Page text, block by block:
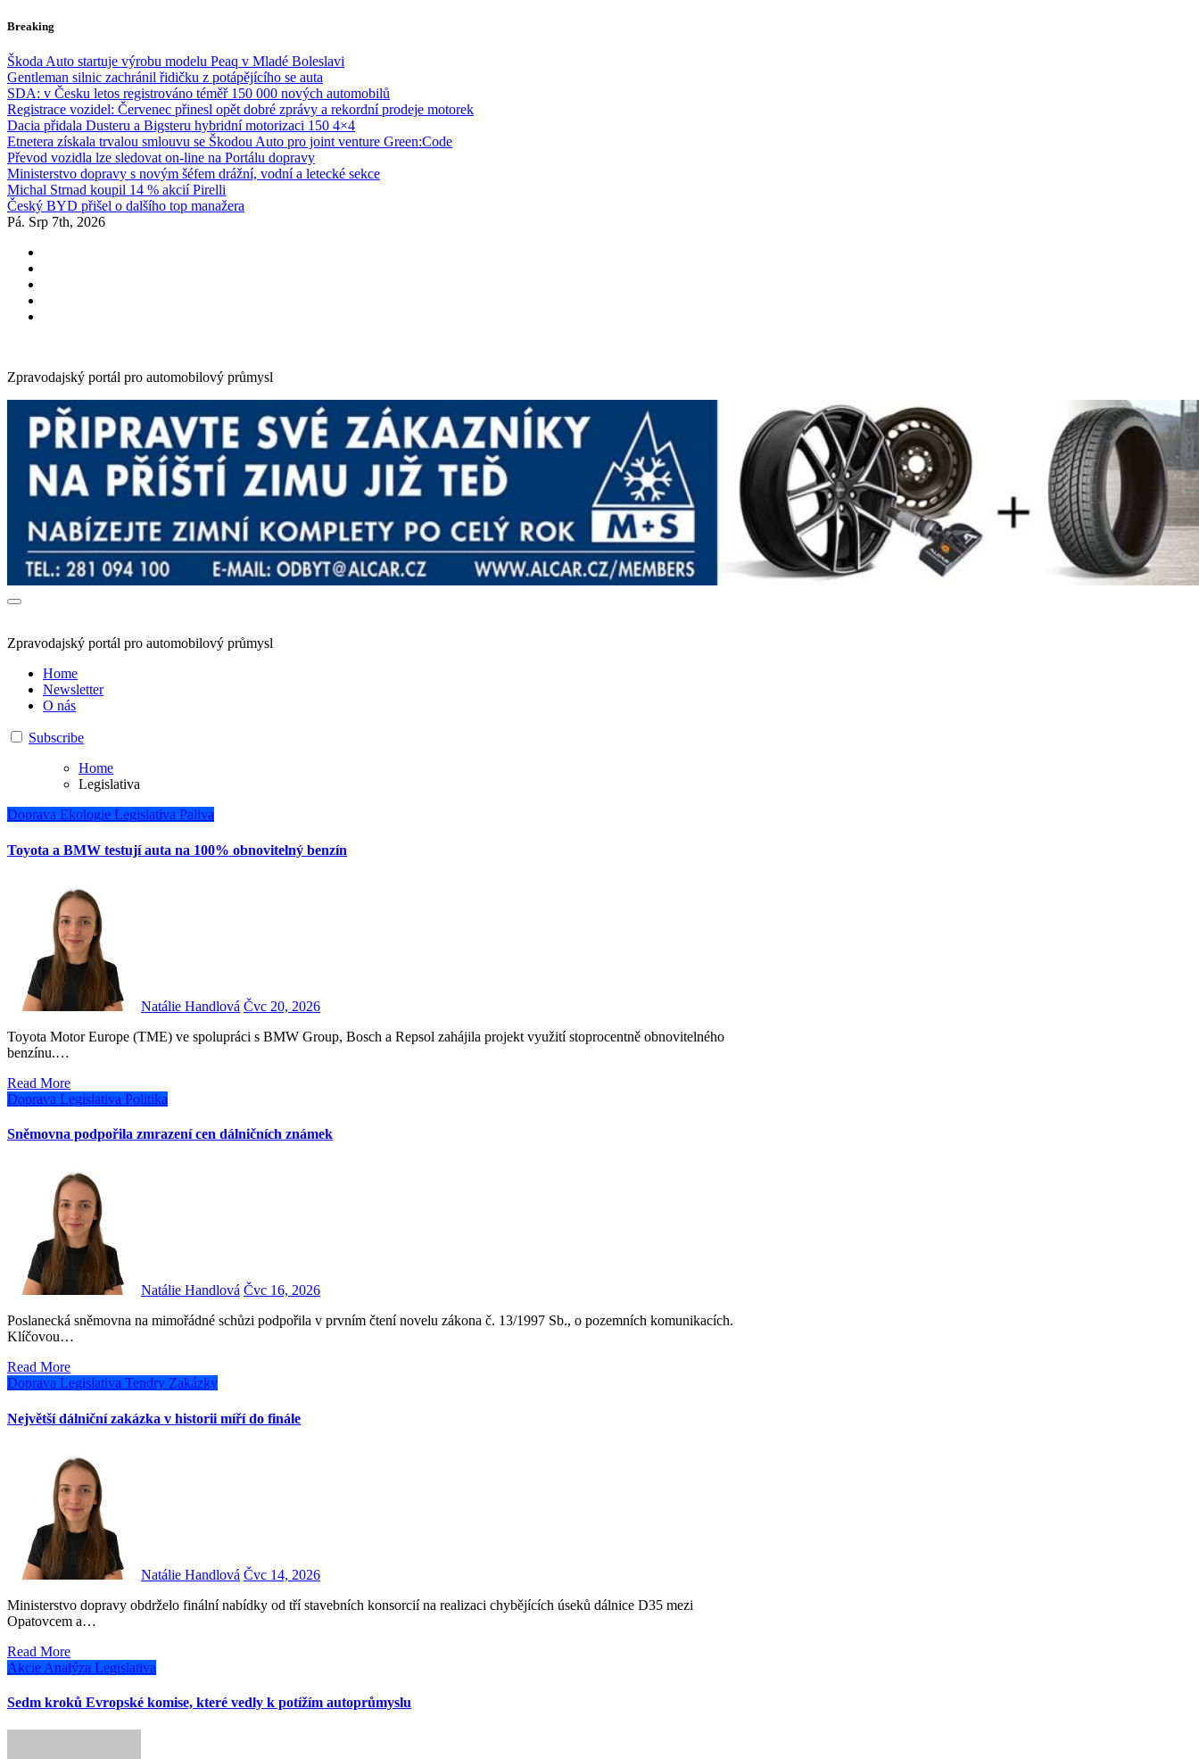
Skip
content
Breaking
Škoda Auto startuje výrobu modelu Peaq v Mladé Boleslavi
Gentleman silnic zachránil řidičku z potápějícího se auta
SDA: v Česku letos registrováno téměř 150 000 nových automobilů
Registrace vozidel: Červenec přinesl opět dobré zprávy a rekordní prodeje motorek
Dacia přidala Dusteru a Bigsteru hybridní motorizaci 150 4×4
Etnetera získala trvalou smlouvu se Škodou Auto pro joint venture Green:Code
Převod vozidla lze sledovat on-line na Portálu dopravy
Ministerstvo dopravy s novým šéfem drážní, vodní a letecké sekce
Michal Strnad koupil 14 % akcií Pirelli
Český BYD přišel o dalšího top manažera
Pá. Srp 7th, 2026
Zpravodajský portál pro automobilový průmysl
Zpravodajský portál pro automobilový průmysl
Home
Newsletter
O nás
Subscribe
Home
Legislativa
Doprava Ekologie Legislativa Paliva
Toyota a BMW testují auta na 100% obnovitelný benzín
Natálie Handlová Čvc 20, 2026
Toyota Motor Europe (TME) ve spolupráci s BMW Group, Bosch a Repsol zahájila projekt využití stoprocentně obnovitelného
benzínu.…
Read More
Doprava Legislativa Politika
Sněmovna podpořila zmrazení cen dálničních známek
Natálie Handlová Čvc 16, 2026
Poslanecká sněmovna na mimořádné schůzi podpořila v prvním čtení novelu zákona č. 13/1997 Sb., o pozemních komunikacích.
Klíčovou…
Read More
Doprava Legislativa Tendry Zakázky
Největší dálniční zakázka v historii míří do finále
Natálie Handlová Čvc 14, 2026
Ministerstvo dopravy obdrželo finální nabídky od tří stavebních konsorcií na realizaci chybějících úseků dálnice D35 mezi
Opatovcem a…
Read More
Akcie Analýza Legislativa
Sedm kroků Evropské komise, které vedly k potížím autoprůmyslu